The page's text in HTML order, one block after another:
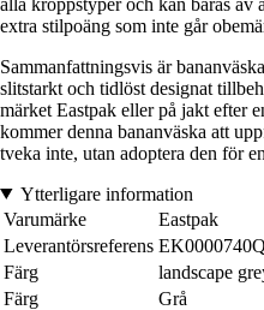
extra stilpoäng som inte går
Sammanfattningsvis är
slitstarkt och tidlöst designat
märket Eastpak eller på jakt efter
kommer denna bananväska att
tveka inte, utan adoptera den för
Ytterligare information
Varumärke
Eastpak
Leverantörsreferens
Färg
landscape
Färg
Grå